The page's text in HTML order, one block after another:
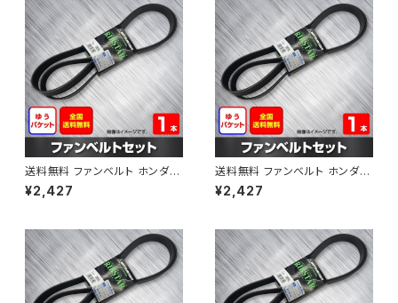
送料無料 ファンベルト ホンダ
ゼスト 型式JE1 H18.03～H24.
11 （国内トップメーカー） 1本 H
¥2,427
送料無料 ファンベルト ホンダ ラ
イフ 型式JB6 H15.09～H20.1
1 （国内トップメーカー） 1本 HA
¥2,427